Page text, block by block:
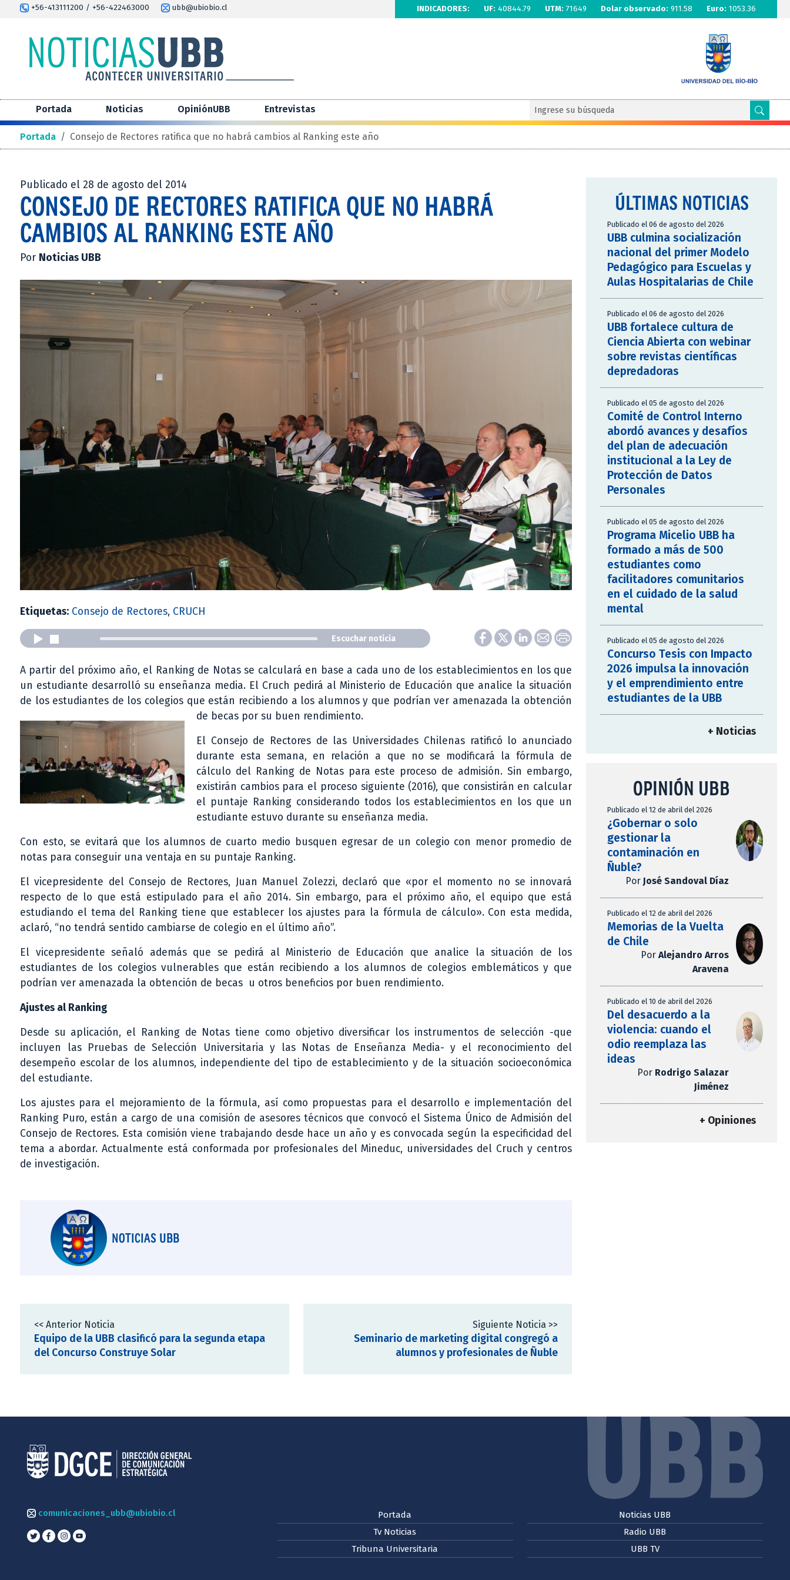
+56-413111200 / +56-422463000 ubb@ubiobio.cl INDICADORES: UF: 40844.79 UTM: 71649 Dolar observado: 911.58 Euro: 1053.36
Portada Noticias OpiniónUBB Entrevistas
Portada / Consejo de Rectores ratifica que no habrá cambios al Ranking este año
Publicado el 28 de agosto del 2014
CONSEJO DE RECTORES RATIFICA QUE NO HABRÁ
CAMBIOS AL RANKING ESTE AÑO
Por Noticias UBB
Etiquetas: Consejo de Rectores, CRUCH
Escuchar noticia
A partir del próximo año, el Ranking de Notas se calculará en base a cada uno de los establecimientos en los que
un estudiante desarrolló su enseñanza media. El Cruch pedirá al Ministerio de Educación que analice la situación
de los estudiantes de los colegios que están recibiendo a los alumnos y que podrían ver amenazada la obtención
de becas por su buen rendimiento.
El Consejo de Rectores de las Universidades Chilenas ratificó lo anunciado
durante esta semana, en relación a que no se modificará la fórmula de
cálculo del Ranking de Notas para este proceso de admisión. Sin embargo,
existirán cambios para el proceso siguiente (2016), que consistirán en calcular
el puntaje Ranking considerando todos los establecimientos en los que un
estudiante estuvo durante su enseñanza media.
Con esto, se evitará que los alumnos de cuarto medio busquen egresar de un colegio con menor promedio de
notas para conseguir una ventaja en su puntaje Ranking.
El vicepresidente del Consejo de Rectores, Juan Manuel Zolezzi, declaró que «por el momento no se innovará
respecto de lo que está estipulado para el año 2014. Sin embargo, para el próximo año, el equipo que está
estudiando el tema del Ranking tiene que establecer los ajustes para la fórmula de cálculo». Con esta medida,
aclaró, “no tendrá sentido cambiarse de colegio en el último año”.
El vicepresidente señaló además que se pedirá al Ministerio de Educación que analice la situación de los
estudiantes de los colegios vulnerables que están recibiendo a los alumnos de colegios emblemáticos y que
podrían ver amenazada la obtención de becas u otros beneficios por buen rendimiento.
Ajustes al Ranking
Desde su aplicación, el Ranking de Notas tiene como objetivo diversificar los instrumentos de selección -que
incluyen las Pruebas de Selección Universitaria y las Notas de Enseñanza Media- y el reconocimiento del
desempeño escolar de los alumnos, independiente del tipo de establecimiento y de la situación socioeconómica
del estudiante.
Los ajustes para el mejoramiento de la fórmula, así como propuestas para el desarrollo e implementación del
Ranking Puro, están a cargo de una comisión de asesores técnicos que convocó el Sistema Único de Admisión del
Consejo de Rectores. Esta comisión viene trabajando desde hace un año y es convocada según la especificidad del
tema a abordar. Actualmente está conformada por profesionales del Mineduc, universidades del Cruch y centros
de investigación.
NOTICIAS UBB
<< Anterior Noticia
Equipo de la UBB clasificó para la segunda etapa
del Concurso Construye Solar
Siguiente Noticia >>
Seminario de marketing digital congregó a
alumnos y profesionales de Ñuble
ÚLTIMAS NOTICIAS
Publicado el 06 de agosto del 2026
UBB culmina socialización
nacional del primer Modelo
Pedagógico para Escuelas y
Aulas Hospitalarias de Chile
Publicado el 06 de agosto del 2026
UBB fortalece cultura de
Ciencia Abierta con webinar
sobre revistas científicas
depredadoras
Publicado el 05 de agosto del 2026
Comité de Control Interno
abordó avances y desafíos
del plan de adecuación
institucional a la Ley de
Protección de Datos
Personales
Publicado el 05 de agosto del 2026
Programa Micelio UBB ha
formado a más de 500
estudiantes como
facilitadores comunitarios
en el cuidado de la salud
mental
Publicado el 05 de agosto del 2026
Concurso Tesis con Impacto
2026 impulsa la innovación
y el emprendimiento entre
estudiantes de la UBB
+ Noticias
OPINIÓN UBB
Publicado el 12 de abril del 2026
¿Gobernar o solo
gestionar la
contaminación en
Ñuble?
Por José Sandoval Díaz
Publicado el 12 de abril del 2026
Memorias de la Vuelta
de Chile
Por Alejandro Arros
Aravena
Publicado el 10 de abril del 2026
Del desacuerdo a la
violencia: cuando el
odio reemplaza las
ideas
Por Rodrigo Salazar
Jiménez
+ Opiniones
comunicaciones_ubb@ubiobio.cl
Portada
Tv Noticias
Tribuna Universitaria
Noticias UBB
Radio UBB
UBB TV